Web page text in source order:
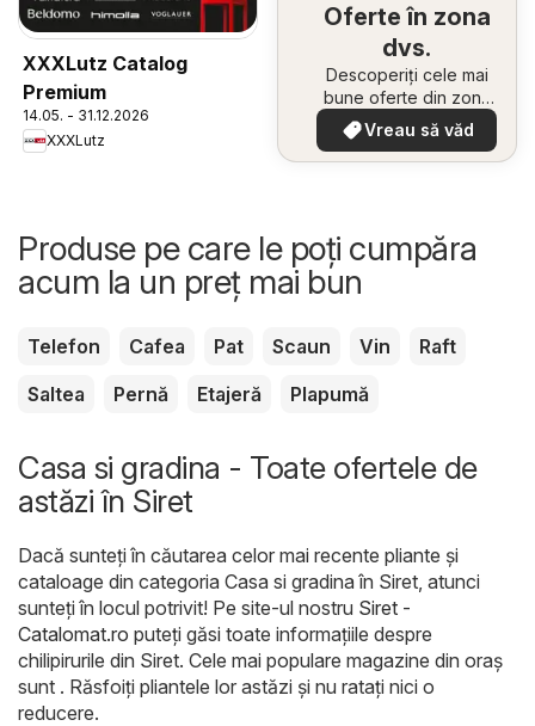
XXXLutz Catalog
Premium
14.05. - 31.12.2026
XXXLutz
Oferte în zona
dvs.
Descoperiți cele mai
bune oferte din zona
dumneavoastră
Vreau să văd
Produse pe care le poți cumpăra
acum la un preț mai bun
Telefon Cafea Pat Scaun Vin
Raft
Saltea
Pernă Etajeră Plapumă
Casa si gradina - Toate ofertele de
astăzi în Siret
Dacă sunteți în căutarea celor mai recente pliante și
cataloage din categoria Casa si gradina în Siret, atunci
sunteți în locul potrivit! Pe site-ul nostru Siret -
Catalomat.ro puteți găsi toate informațiile despre
chilipirurile din Siret. Cele mai populare magazine din oraș
sunt . Răsfoiți pliantele lor astăzi și nu ratați nici o
reducere.